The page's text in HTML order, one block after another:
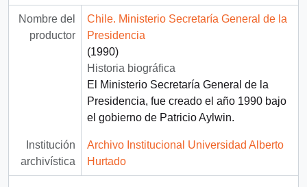
Nombre del
productor
Chile. Ministerio Secretaría General de la
Presidencia
(1990)
Historia biográfica
El Ministerio Secretaría General de la
Presidencia, fue creado el año 1990 bajo
el gobierno de Patricio Aylwin.
Institución
archivística
Archivo Institucional Universidad Alberto
Hurtado